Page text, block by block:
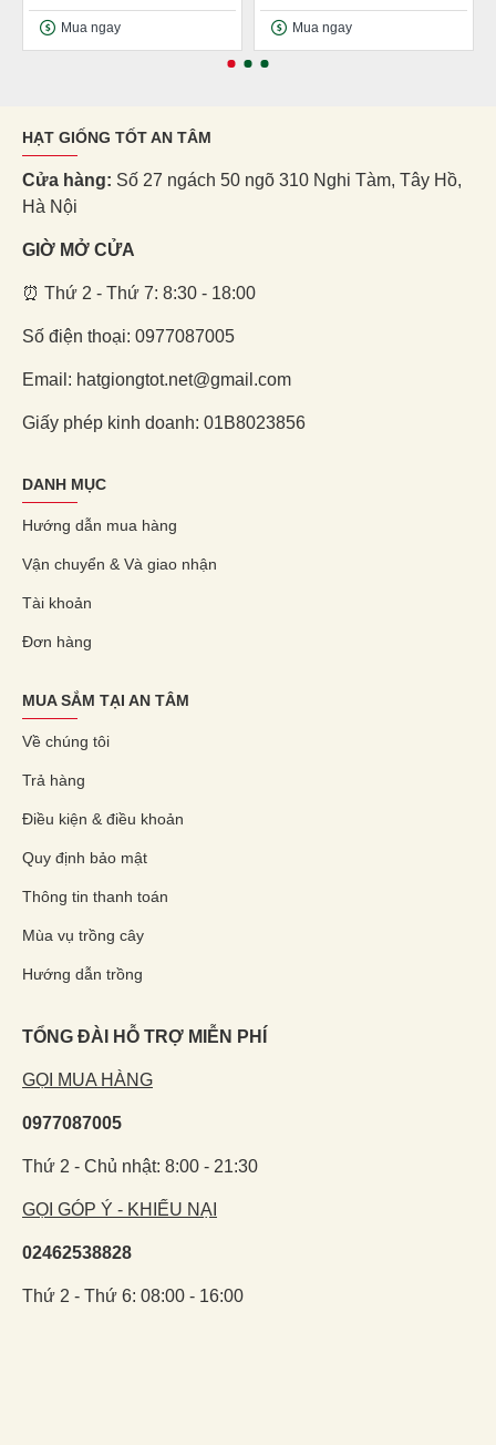
Mua ngay Mua ngay
HẠT GIỐNG TỐT AN TÂM
Cửa hàng: Số 27 ngách 50 ngõ 310 Nghi Tàm, Tây Hồ,
Hà Nội
GIỜ MỞ CỬA
⏰ Thứ 2 - Thứ 7: 8:30 - 18:00
Số điện thoại: 0977087005
Email: hatgiongtot.net@gmail.com
Giấy phép kinh doanh: 01B8023856
DANH MỤC
Hướng dẫn mua hàng
Vận chuyển & Và giao nhận
Tài khoản
Đơn hàng
MUA SẮM TẠI AN TÂM
Về chúng tôi
Trả hàng
Điều kiện & điều khoản
Quy định bảo mật
Thông tin thanh toán
Mùa vụ trồng cây
Hướng dẫn trồng
TỔNG ĐÀI HỖ TRỢ MIỄN PHÍ
GỌI MUA HÀNG
0977087005
Thứ 2 - Chủ nhật: 8:00 - 21:30
GỌI GÓP Ý - KHIẾU NẠI
02462538828
Thứ 2 - Thứ 6: 08:00 - 16:00